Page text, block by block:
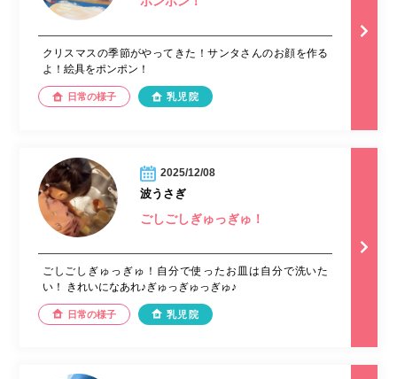
クリスマスの季節がやってきた！サンタさんのお顔を作る
よ！絵具をポンポン！
日常の様子 乳児院
2025/12/08
波うさぎ
ごしごしぎゅっぎゅ！
ごしごしぎゅっぎゅ！自分で使ったお皿は自分で洗いた
い！ きれいになあれ♪ぎゅっぎゅっぎゅ♪
日常の様子 乳児院